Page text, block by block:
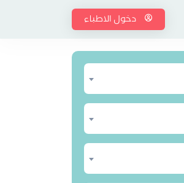
دخول الاطباء